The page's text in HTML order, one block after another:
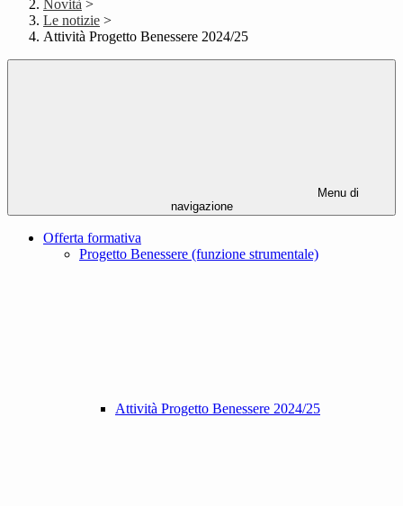
Novità >
Le notizie >
Attività Progetto Benessere 2024/25
Menu di
navigazione
Offerta formativa
Progetto Benessere (funzione strumentale)
Attività Progetto Benessere 2024/25